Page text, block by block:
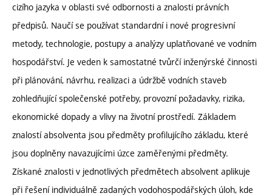
cizího jazyka v oblasti své odbornosti a znalosti právních
předpisů. Naučí se používat standardní i nové progresivní
metody, technologie, postupy a analýzy uplatňované ve vodním
hospodářství. Je veden k samostatné tvůrčí inženýrské činnosti
při plánování, návrhu, realizaci a údržbě vodních staveb
zohledňující společenské potřeby, provozní požadavky, rizika,
ekonomické dopady a vlivy na životní prostředí. Základem
znalostí absolventa jsou předměty profilujícího základu, které
jsou doplněny navazujícími úzce zaměřenými předměty.
Získané znalosti v jednotlivých předmětech absolvent aplikuje
při řešení individuálně zadaných vodohospodářských úloh, kde